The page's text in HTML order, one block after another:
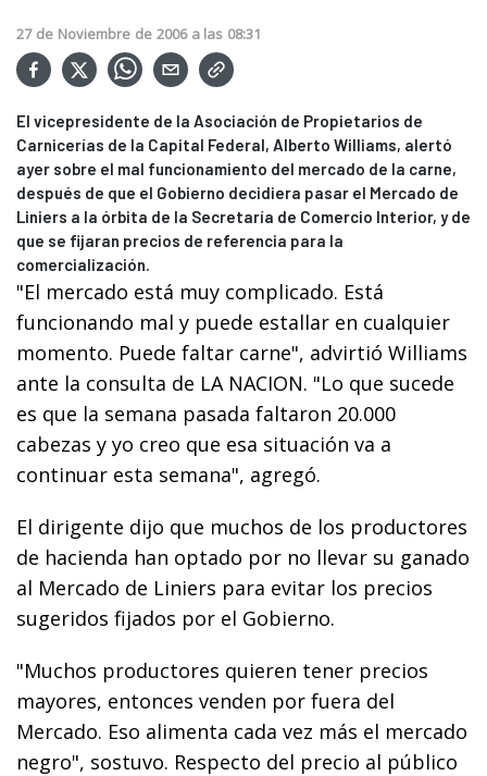
27 de Noviembre de 2006 a las 08:31
El vicepresidente de la Asociación de Propietarios de
Carnicerías de la Capital Federal, Alberto Williams, alertó
ayer sobre el mal funcionamiento del mercado de la carne,
después de que el Gobierno decidiera pasar el Mercado de
Liniers a la órbita de la Secretaría de Comercio Interior, y de
que se fijaran precios de referencia para la
comercialización.
"El mercado está muy complicado. Está
funcionando mal y puede estallar en cualquier
momento. Puede faltar carne", advirtió Williams
ante la consulta de LA NACION. "Lo que sucede
es que la semana pasada faltaron 20.000
cabezas y yo creo que esa situación va a
continuar esta semana", agregó.
El dirigente dijo que muchos de los productores
de hacienda han optado por no llevar su ganado
al Mercado de Liniers para evitar los precios
sugeridos fijados por el Gobierno.
"Muchos productores quieren tener precios
mayores, entonces venden por fuera del
Mercado. Eso alimenta cada vez más el mercado
negro", sostuvo. Respecto del precio al público